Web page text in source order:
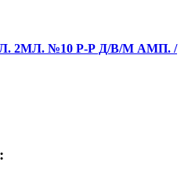
2МЛ. №10 Р-Р Д/В/М АМП. /